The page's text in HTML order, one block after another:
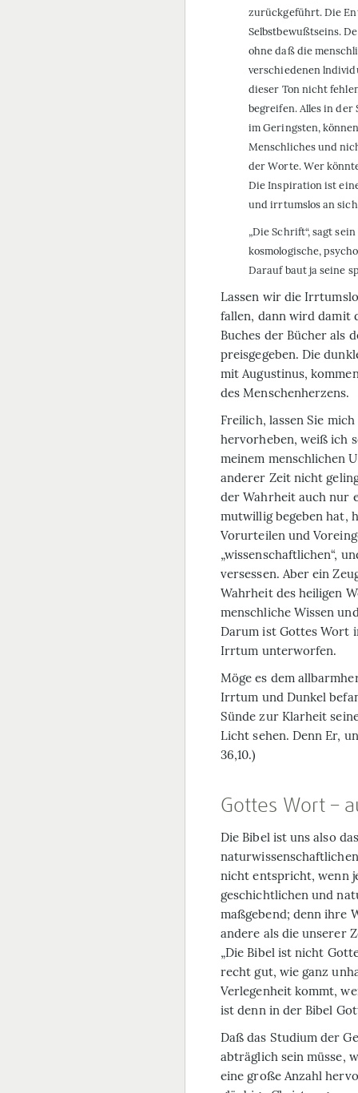
zurückgeführt. Die
Selbstbewußtseins.
ohne daß die
verschiedenen
dieser Ton nicht
begreifen. Alles in
im Geringsten,
Menschliches und
der Worte. Wer
Die Inspiration ist
und irrtumslos an
„Die Schrift“, sagt
kosmologische,
Darauf baut ja seine
Lassen wir die
fallen, dann wird damit
Buches der Bücher als
preisgegeben. Die
mit Augustinus,
des Menschenherzens.
Freilich, lassen Sie
hervorheben, weiß ich
meinem menschlichen
anderer Zeit nicht
der Wahrheit auch nur
mutwillig begeben hat,
Vorurteilen und
„wissenschaftlichen“,
versessen. Aber ein
Wahrheit des heiligen
menschliche Wissen
Darum ist Gottes Wort
Irrtum unterworfen.
Möge es dem
Irrtum und Dunkel
Sünde zur Klarheit
Licht sehen. Denn Er,
36,10.)
Gottes Wort –
Die Bibel ist uns also
nicht entspricht, wenn
geschichtlichen und
maßgebend; denn ihre
andere als die unserer
„Die Bibel ist nicht
recht gut, wie ganz
Verlegenheit kommt,
ist denn in der Bibel
Daß das Studium der
abträglich sein müsse,
eine große Anzahl